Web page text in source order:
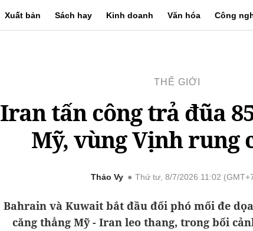
Xuất bản Sách hay Kinh doanh Văn hóa Công
THẾ GIỚI
Iran tấn công trả đũa
Mỹ, vùng Vịnh rung
Thảo Vy Thứ tư, 8/7/2026 11:02
Bahrain và Kuwait bắt đầu đối phó mối đe
căng thẳng Mỹ - Iran leo thang, trong bối